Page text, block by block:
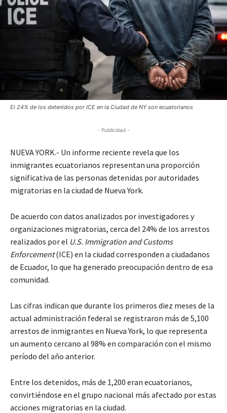
El 24% de los detenidos por ICE en la Ciudad de NY son ecuatorianos
- Publicidad -
NUEVA YORK.- Un informe reciente revela que los
inmigrantes ecuatorianos representan una proporción
significativa de las personas detenidas por autoridades
migratorias en la ciudad de Nueva York.
De acuerdo con datos analizados por investigadores y
organizaciones migratorias, cerca del 24% de los arrestos
realizados por el U.S. Immigration and Customs
Enforcement(ICE) en la ciudad corresponden a ciudadanos
de Ecuador, lo que ha generado preocupación dentro de esa
comunidad.
Las cifras indican que durante los primeros diez meses de la
actual administración federal se registraron más de 5,100
arrestos de inmigrantes en Nueva York, lo que representa
un aumento cercano al 98% en comparación con el mismo
período del año anterior.
Entre los detenidos, más de 1,200 eran ecuatorianos,
convirtiéndose en el grupo nacional más afectado por estas
acciones migratorias en la ciudad.